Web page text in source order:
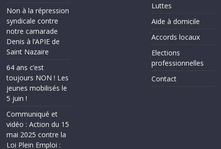
Non à la répression
syndicale contre
notre camarade
Denis à l’APIE de
Saint Nazaire
64 ans c’est
toujours NON ! Les
jeunes mobilisés le
5 juin !
Communiqué et
vidéo : Action du 15
mai 2025 contre la
Loi Plein Emploi :
Luttes
Aide à domicile
Accords locaux
Elections
professionnelles
Contact